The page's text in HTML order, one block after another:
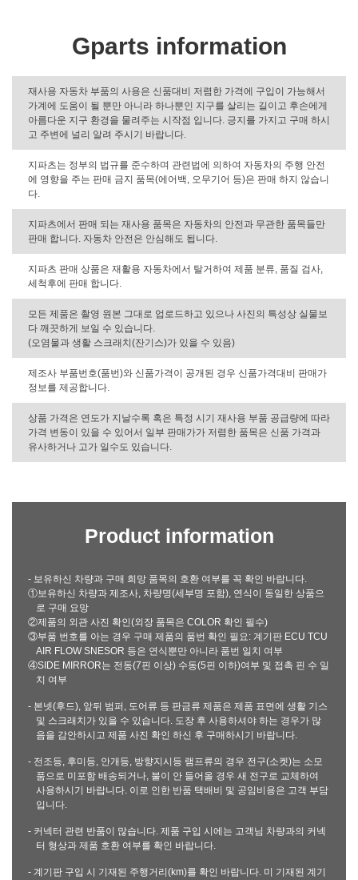
Gparts information
재사용 자동차 부품의 사용은 신품대비 저렴한 가격에 구입이 가능해서
가계에 도움이 될 뿐만 아니라 하나뿐인 지구를 살리는 길이고 후손에게
아름다운 지구 환경을 물려주는 시작점 입니다. 긍지를 가지고 구매 하시
고 주변에 널리 알려 주시기 바랍니다.
지파츠는 정부의 법규를 준수하며 관련법에 의하여 자동차의 주행 안전
에 영향을 주는 판매 금지 품목(에어백, 오무기어 등)은 판매 하지 않습니
다.
지파츠에서 판매 되는 재사용 품목은 자동차의 안전과 무관한 품목들만
판매 합니다. 자동차 안전은 안심해도 됩니다.
지파츠 판매 상품은 재활용 자동차에서 탈거하여 제품 분류, 품질 검사,
세척후에 판매 합니다.
모든 제품은 촬영 원본 그대로 업로드하고 있으나 사진의 특성상 실물보
다 깨끗하게 보일 수 있습니다.
(오염물과 생활 스크래치(잔기스)가 있을 수 있음)
제조사 부품번호(품번)와 신품가격이 공개된 경우 신품가격대비 판매가
정보를 제공합니다.
상품 가격은 연도가 지날수록 혹은 특정 시기 재사용 부품 공급량에 따라
가격 변동이 있을 수 있어서 일부 판매가가 저렴한 품목은 신품 가격과
유사하거나 고가 일수도 있습니다.
Product information
- 보유하신 차량과 구매 희망 품목의 호환 여부를 꼭 확인 바랍니다.
①보유하신 차량과 제조사, 차량명(세부명 포함), 연식이 동일한 상품으
로 구매 요망
②제품의 외관 사진 확인(외장 품목은 COLOR 확인 필수)
③부품 번호를 아는 경우 구매 제품의 품번 확인 필요: 계기판 ECU TCU
AIR FLOW SNESOR 등은 연식뿐만 아니라 품번 일치 여부
④SIDE MIRROR는 전동(7핀 이상) 수동(5핀 이하)여부 및 접촉 핀 수 일
치 여부
- 본넷(후드), 앞뒤 범퍼, 도어류 등 판금류 제품은 제품 표면에 생활 기스
및 스크래치가 있을 수 있습니다. 도장 후 사용하셔야 하는 경우가 많
음을 감안하시고 제품 사진 확인 하신 후 구매하시기 바랍니다.
- 전조등, 후미등, 안개등, 방향지시등 램프류의 경우 전구(소켓)는 소모
품으로 미포함 배송되거나, 불이 안 들어올 경우 새 전구로 교체하여
사용하시기 바랍니다. 이로 인한 반품 택배비 및 공임비용은 고객 부담
입니다.
- 커넥터 관련 반품이 많습니다. 제품 구입 시에는 고객님 차량과의 커넥
터 형상과 제품 호환 여부를 확인 바랍니다.
- 계기판 구입 시 기재된 주행거리(km)를 확인 바랍니다. 미 기재된 계기